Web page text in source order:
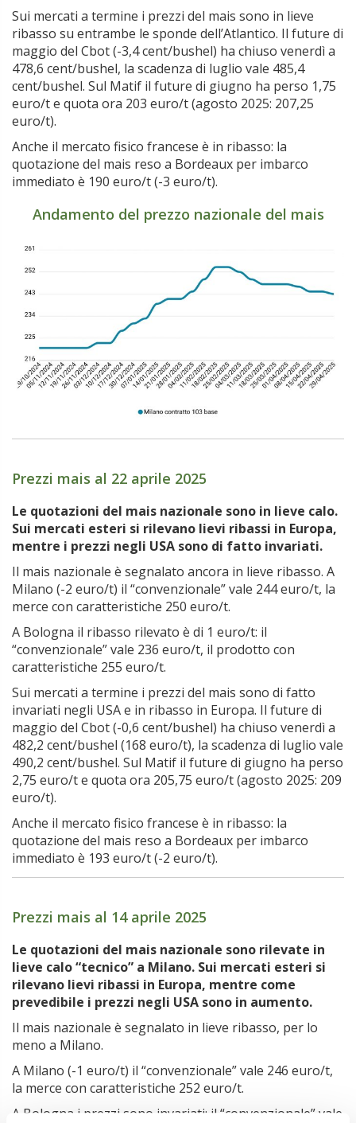
Sui mercati a termine i prezzi del mais sono in lieve
ribasso su entrambe le sponde dell’Atlantico. Il future di
maggio del Cbot (-3,4 cent/bushel) ha chiuso venerdì a
478,6 cent/bushel, la scadenza di luglio vale 485,4
cent/bushel. Sul Matif il future di giugno ha perso 1,75
euro/t e quota ora 203 euro/t (agosto 2025: 207,25
euro/t).
Anche il mercato fisico francese è in ribasso: la
quotazione del mais reso a Bordeaux per imbarco
immediato è 190 euro/t (-3 euro/t).
Andamento del prezzo nazionale del mais
Prezzi mais al 22 aprile 2025
Le quotazioni del mais nazionale sono in lieve calo.
Sui mercati esteri si rilevano lievi ribassi in Europa,
mentre i prezzi negli USA sono di fatto invariati.
Il mais nazionale è segnalato ancora in lieve ribasso. A
Milano (-2 euro/t) il “convenzionale” vale 244 euro/t, la
merce con caratteristiche 250 euro/t.
A Bologna il ribasso rilevato è di 1 euro/t: il
“convenzionale” vale 236 euro/t, il prodotto con
caratteristiche 255 euro/t.
Sui mercati a termine i prezzi del mais sono di fatto
invariati negli USA e in ribasso in Europa. Il future di
maggio del Cbot (-0,6 cent/bushel) ha chiuso venerdì a
482,2 cent/bushel (168 euro/t), la scadenza di luglio vale
490,2 cent/bushel. Sul Matif il future di giugno ha perso
2,75 euro/t e quota ora 205,75 euro/t (agosto 2025: 209
euro/t).
Anche il mercato fisico francese è in ribasso: la
quotazione del mais reso a Bordeaux per imbarco
immediato è 193 euro/t (-2 euro/t).
Prezzi mais al 14 aprile 2025
Le quotazioni del mais nazionale sono rilevate in
lieve calo “tecnico” a Milano. Sui mercati esteri si
rilevano lievi ribassi in Europa, mentre come
prevedibile i prezzi negli USA sono in aumento.
Il mais nazionale è segnalato in lieve ribasso, per lo
meno a Milano.
A Milano (-1 euro/t) il “convenzionale” vale 246 euro/t,
la merce con caratteristiche 252 euro/t.
A Bologna i prezzi sono invariati: il “convenzionale” vale